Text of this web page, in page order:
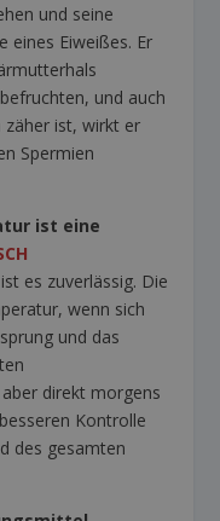
und seine
eines Eiweißes. Er
und auch
zäher ist, wirkt er
Spermien
ist eine
es zuverlässig. Die
wenn sich
und das
direkt morgens
Kontrolle
des gesamten